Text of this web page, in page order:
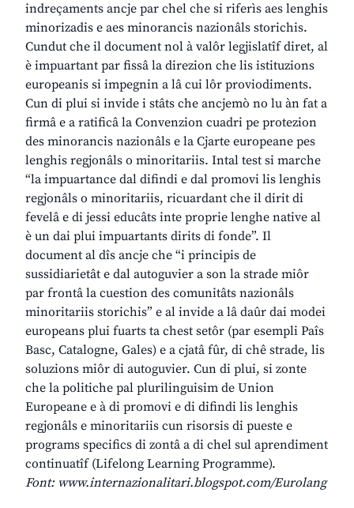
indreçaments ancje par chel che si riferìs aes lenghis
minorizadis e aes minorancis nazionâls storichis.
Cundut che il document nol à valôr legjislatîf diret, al
è impuartant par fissâ la direzion che lis istituzions
europeanis si impegnin a lâ cui lôr proviodiments.
Cun di plui si invide i stâts che ancjemò no lu àn fat a
firmâ e a ratificâ la Convenzion cuadri pe protezion
des minorancis nazionâls e la Cjarte europeane pes
lenghis regjonâls o minoritariis. Intal test si marche
“la impuartance dal difindi e dal promovi lis lenghis
regjonâls o minoritariis, ricuardant che il dirit di
fevelâ e di jessi educâts inte proprie lenghe native al
è un dai plui impuartants dirits di fonde”. Il
document al dîs ancje che “i principis de
sussidiarietât e dal autoguvier a son la strade miôr
par frontâ la cuestion des comunitâts nazionâls
minoritariis storichis” e al invide a lâ daûr dai modei
europeans plui fuarts ta chest setôr (par esempli Paîs
Basc, Catalogne, Gales) e a cjatâ fûr, di chê strade, lis
soluzions miôr di autoguvier. Cun di plui, si zonte
che la politiche pal plurilinguisim de Union
Europeane e à di promovi e di difindi lis lenghis
regjonâls e minoritariis cun risorsis di pueste e
programs specifics di zontâ a di chel sul aprendiment
continuatîf (Lifelong Learning Programme).
Font: www.internazionalitari.blogspot.com/Eurolang